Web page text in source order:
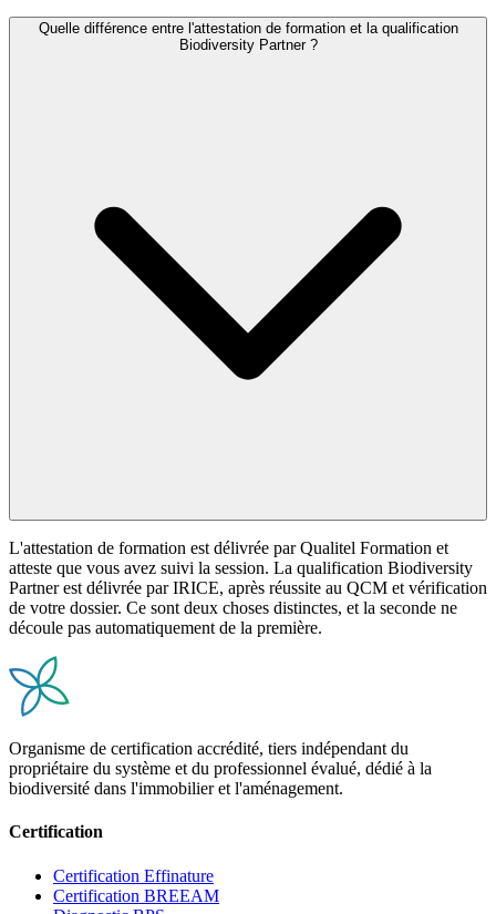
Quelle différence entre l'attestation de formation et la qualification
Biodiversity Partner ?
L'attestation de formation est délivrée par Qualitel Formation et
atteste que vous avez suivi la session. La qualification Biodiversity
Partner est délivrée par IRICE, après réussite au QCM et vérification
de votre dossier. Ce sont deux choses distinctes, et la seconde ne
découle pas automatiquement de la première.
Organisme de certification accrédité, tiers indépendant du
propriétaire du système et du professionnel évalué, dédié à la
biodiversité dans l'immobilier et l'aménagement.
Certification
Certification Effinature
Certification BREEAM